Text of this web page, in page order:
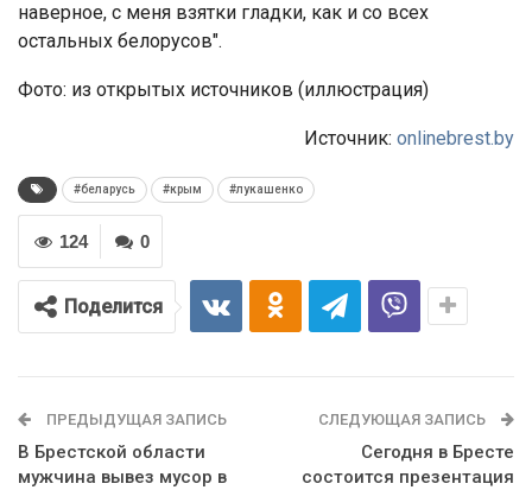
наверное, с меня взятки гладки, как и со всех
остальных белорусов".
Фото: из открытых источников (иллюстрация)
Источник: onlinebrest.by
#беларусь #крым #лукашенко
0
124
Поделится
ПРЕДЫДУЩАЯ ЗАПИСЬ
В Брестской области
мужчина вывез мусор в
СЛЕДУЮЩАЯ ЗАПИСЬ
Сегодня в Бресте
состоится презентация